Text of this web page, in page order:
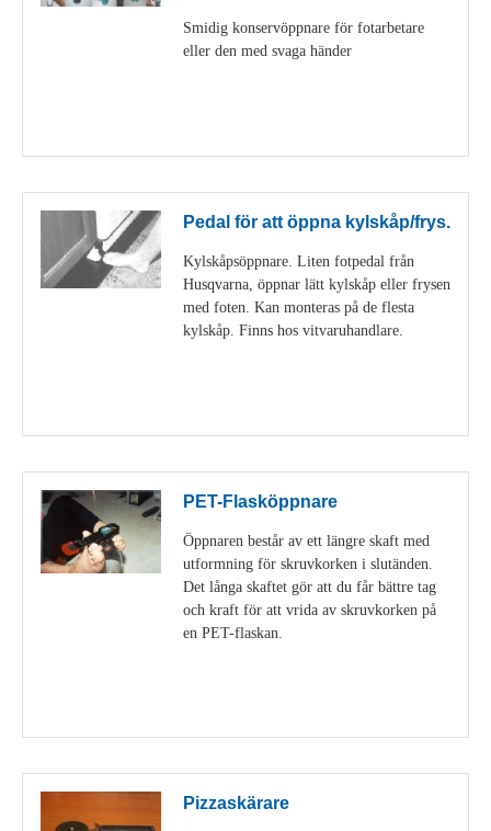
Smidig konservöppnare för fotarbetare
eller den med svaga händer
Pedal för att öppna kylskåp/frys.
Kylskåpsöppnare. Liten fotpedal från
Husqvarna, öppnar lätt kylskåp eller frysen
med foten. Kan monteras på de flesta
kylskåp. Finns hos vitvaruhandlare.
PET-Flasköppnare
Öppnaren består av ett längre skaft med
utformning för skruvkorken i slutänden.
Det långa skaftet gör att du får bättre tag
och kraft för att vrida av skruvkorken på
en PET-flaskan.
Pizzaskärare